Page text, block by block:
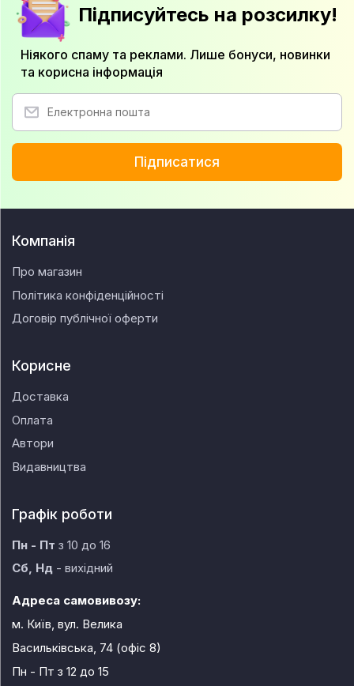
Підписуйтесь на розсилку!
Ніякого спаму та реклами. Лише бонуси, новинки
та корисна інформація
Підписатися
Компанія
Про магазин
Політика конфіденційності
Договір публічної оферти
Корисне
Доставка
Оплата
Автори
Видавництва
Графік роботи
Пн - Пт з 10 до 16
Сб, Нд - вихідний
Адреса самовивозу:
м. Київ, вул. Велика
Васильківська, 74 (офіс 8)
Пн - Пт з 12 до 15